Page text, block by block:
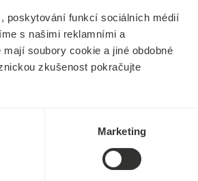
poskytování funkcí sociálních médií
s našimi reklamními a
soubory cookie a jiné obdobné
zkušenost pokračujte
Marketing
Poptávky